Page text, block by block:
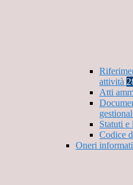
attività
Atti
Statuti e
Codice
Oneri